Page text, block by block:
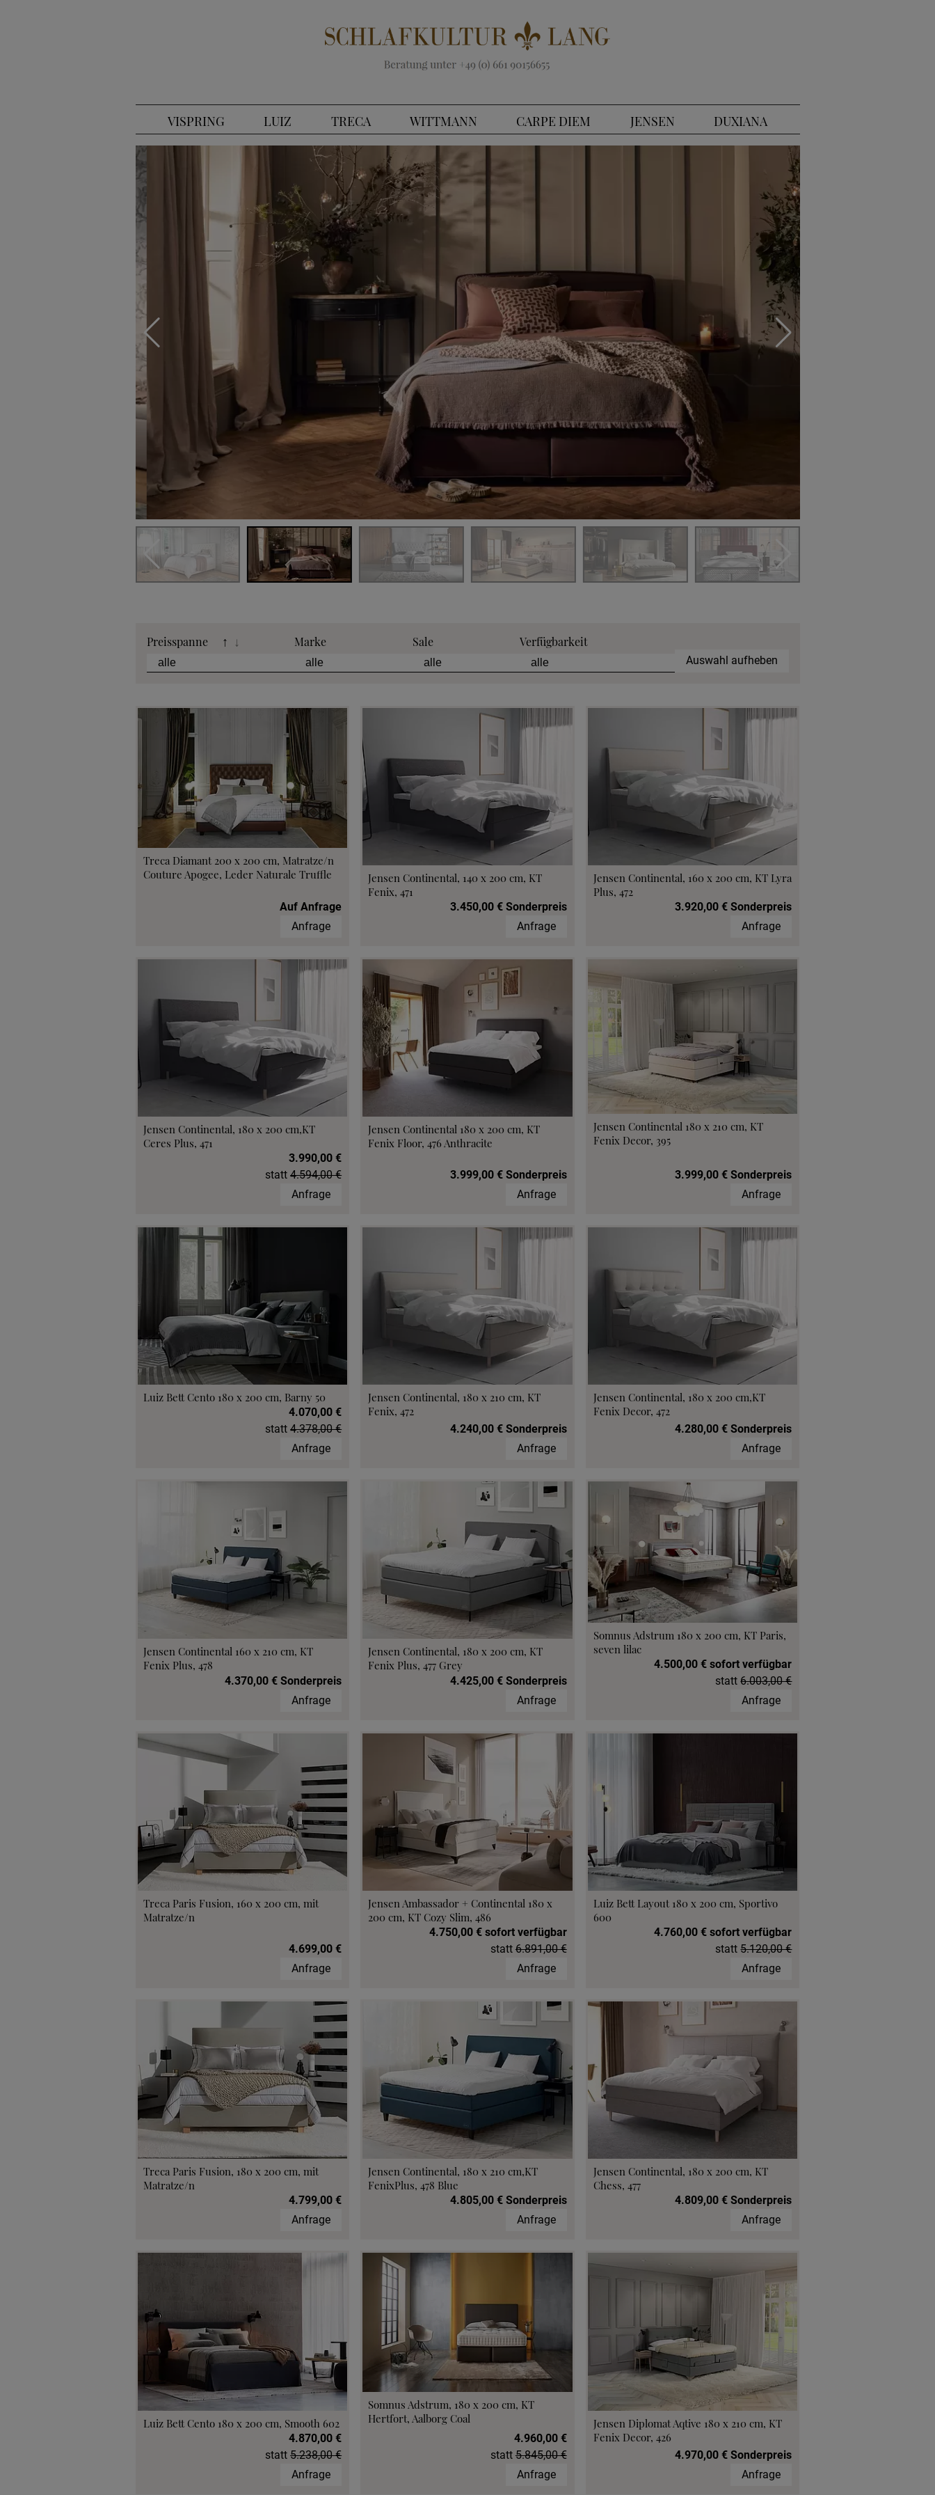
VISPRING LUIZ TRECA WITTMANN CARPE DIEM JENSEN DUXIANA
Preisspanne ↑ ↓ Marke Sale Verfügbarkeit
Auswahl aufheben
Treca Diamant 200 x 200 cm, Matratze/n
Couture Apogee, Leder Naturale Truffle
Auf Anfrage
Anfrage
Jensen Continental, 140 x 200 cm, KT
Fenix, 471
3.450,00 € Sonderpreis
Anfrage
Jensen Continental, 160 x 200 cm, KT Lyra
Plus, 472
3.920,00 € Sonderpreis
Anfrage
Jensen Continental, 180 x 200 cm,KT
Ceres Plus, 471
3.990,00 €
statt4.594,00 €
Anfrage
Jensen Continental 180 x 200 cm, KT
Fenix Floor, 476 Anthracite
3.999,00 € Sonderpreis
Anfrage
Jensen Continental 180 x 210 cm, KT
Fenix Decor, 395
3.999,00 € Sonderpreis
Anfrage
Luiz Bett Cento 180 x 200 cm, Barny 50
4.070,00 €
statt4.378,00 €
Anfrage
Jensen Continental, 180 x 210 cm, KT
Fenix, 472
4.240,00 € Sonderpreis
Anfrage
Jensen Continental, 180 x 200 cm,KT
Fenix Decor, 472
4.280,00 € Sonderpreis
Anfrage
Jensen Continental 160 x 210 cm, KT
Fenix Plus, 478
4.370,00 € Sonderpreis
Anfrage
Jensen Continental, 180 x 200 cm, KT
Fenix Plus, 477 Grey
4.425,00 € Sonderpreis
Anfrage
Somnus Adstrum 180 x 200 cm, KT Paris,
seven lilac
4.500,00 € sofort verfügbar
statt6.003,00 €
Anfrage
Treca Paris Fusion, 160 x 200 cm, mit
Matratze/n
4.699,00 €
Anfrage
Jensen Ambassador + Continental 180 x
200 cm, KT Cozy Slim, 486
4.750,00 € sofort verfügbar
statt 6.891,00 €
Anfrage
Luiz Bett Layout 180 x 200 cm, Sportivo
600
4.760,00 € sofort verfügbar
statt5.120,00 €
Anfrage
Treca Paris Fusion, 180 x 200 cm, mit
Matratze/n
4.799,00 €
Anfrage
Jensen Continental, 180 x 210 cm,KT
FenixPlus, 478 Blue
4.805,00 € Sonderpreis
Anfrage
Jensen Continental, 180 x 200 cm, KT
Chess, 477
4.809,00 € Sonderpreis
Anfrage
Luiz Bett Cento 180 x 200 cm, Smooth 602
4.870,00 €
statt5.238,00 €
Anfrage
Somnus Adstrum, 180 x 200 cm, KT
Hertfort, Aalborg Coal
4.960,00 €
statt 5.845,00 €
Anfrage
Jensen Diplomat Aqtive 180 x 210 cm, KT
Fenix Decor, 426
4.970,00 € Sonderpreis
Anfrage